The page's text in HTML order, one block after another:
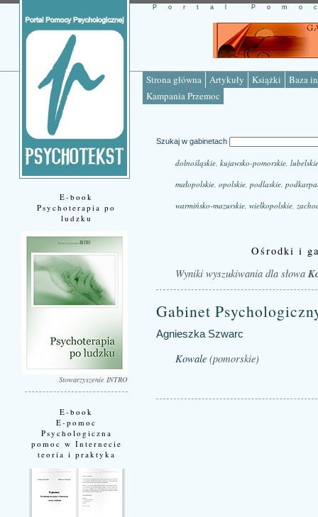
Strona główna Artykuły Książki
Baza
Kampania Przemoc
Portal
E-book
Psychoterapia po
ludzku
Stowarzyszenie INTRO
E-book
E-pomoc
Psychologiczna
pomoc w Internecie
teoria i praktyka
Szukaj w gabinetach
dolnośląskie, kujawsko-pomorskie, lubelskie
małopolskie, opolskie, podlaskie,
warmińsko-mazurskie, wielkopolskie,
Ośrodki i
Wyniki wyszukiwania dla słowa
Gabinet
Agnieszka Szwarc
Kowale(pomorskie)